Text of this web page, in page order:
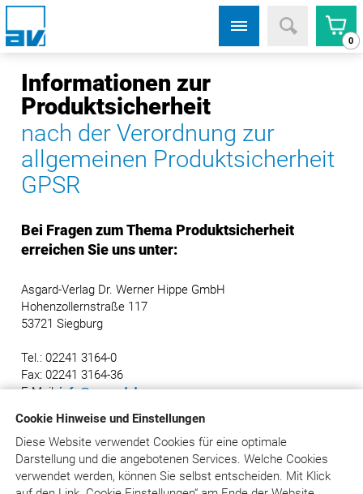
Cookie Hinweise und Einstellungen
Diese Website verwendet Cookies für eine optimale
Darstellung und die angebotenen Services. Welche Cookies
verwendet werden, können Sie selbst entscheiden. Mit Klick
0
Informationen zur
Produktsicherheit
nach der Verordnung zur
allgemeinen Produktsicherheit
GPSR
Bei Fragen zum Thema Produktsicherheit
erreichen Sie uns unter:
Asgard-Verlag Dr. Werner Hippe GmbH
Hohenzollernstraße 117
53721 Siegburg
Tel.: 02241 3164-0
Fax: 02241 3164-36
E-Mail:info@asgard.de
© Asgard-Verlag Dr. Werner Hippe GmbH